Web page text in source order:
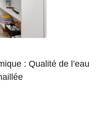
: Qualité de l’eau